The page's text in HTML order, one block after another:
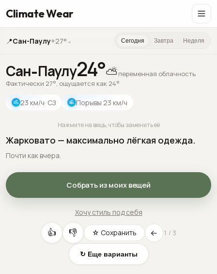
Climate Wear
📍Сан-Паулу+27° ⌄ Сегодня Завтра Неделя
Сан-Паулу24°⛅переменная облачность
Фактически 27°, ощущается как 24°
23 км/ч· СЗ Порывы 23 км/ч
Жарковато — максимально лёгкая одежда.
Почти как вчера.
Собрать из моих вещей
Хочу стиль под себя
Нажмите на вещь, чтобы заменить её
👍 👎 ☆ Сохранить ← 1 / 3
↻ Еще варианты